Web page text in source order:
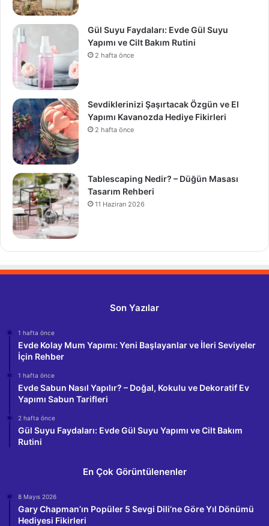
Gül Suyu Faydaları: Evde Gül Suyu
Yapımı ve Cilt Bakım Rutini
2 hafta önce
Sevdiklerinizi Şaşırtacak Özgün ve El
Yapımı Kavanozda Hediye Fikirleri
2 hafta önce
Tablescaping Nedir? – Düğün Masası
Tasarım Rehberi
11 Haziran 2026
Son Yazılar
1 hafta önce
Evde Kolay Mum Yapımı: Yeni Başlayanlar ve İleri Seviyeler
İçin Rehber
1 hafta önce
Evde Sabun Nasıl Yapılır? – Doğal, Kokulu ve Dekoratif Ev
Yapımı Sabun Tarifleri
2 hafta önce
Gül Suyu Faydaları: Evde Gül Suyu Yapımı ve Cilt Bakım
Rutini
En Çok Görüntülenenler
8 Mayıs 2026
Gary Chapman’ın Popüler 5 Sevgi Dili’ne Göre Yıl Dönümü
Hediyesi Fikirleri